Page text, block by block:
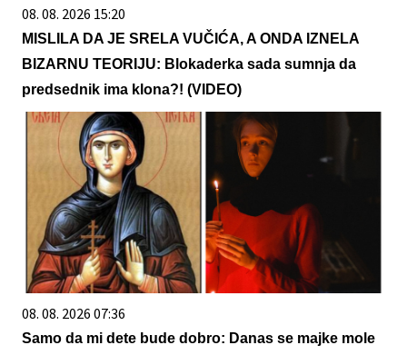
08. 08. 2026 15:20
MISLILA DA JE SRELA VUČIĆA, A ONDA IZNELA
BIZARNU TEORIJU: Blokaderka sada sumnja da
predsednik ima klona?! (VIDEO)
08. 08. 2026 07:36
Samo da mi dete bude dobro: Danas se majke mole